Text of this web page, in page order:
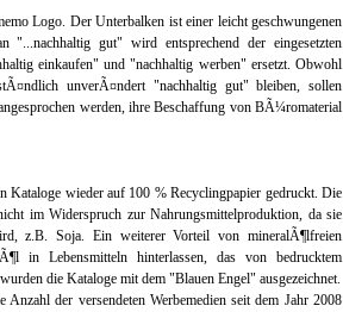
Logo. Der Unterbalken ist einer leicht geschwungenen
"...nachhaltig gut" wird entsprechend der eingesetzten
einkaufen" und "nachhaltig werben" ersetzt. Obwohl
unverÃ¤ndert "nachhaltig gut" bleiben, sollen
werden, ihre Beschaffung von BÃ¼romaterial
Kataloge wieder auf 100 % Recyclingpapier gedruckt. Die
im Widerspruch zur Nahrungsmittelproduktion, da sie
z.B. Soja. Ein weiterer Vorteil von mineralÃ¶lfreien
in Lebensmitteln hinterlassen, das von bedrucktem
die Kataloge mit dem "Blauen Engel" ausgezeichnet.
der versendeten Werbemedien seit dem Jahr 2008